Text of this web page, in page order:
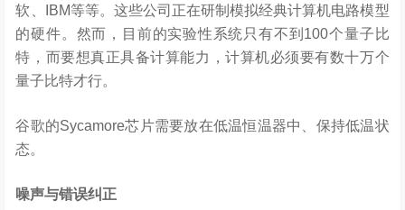
软、IBM等等。这些公司正在研制模拟经典计算机电路模型
的硬件。然而，目前的实验性系统只有不到100个量子比
特，而要想真正具备计算能力，计算机必须要有数十万个
量子比特才行。
谷歌的Sycamore芯片需要放在低温恒温器中、保持低温状
态。
噪声与错误纠正